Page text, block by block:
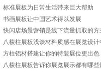
标准展板为日常生活带来巨大帮助
书画展板让中国艺术得以发展
快闪店场景营销是线下流量抓取的方
八棱柱展板浅谈材料质感在展览设
方柱铝材搭建让你的特装展位更出色
八棱柱展板告诉你展览展示都有哪些